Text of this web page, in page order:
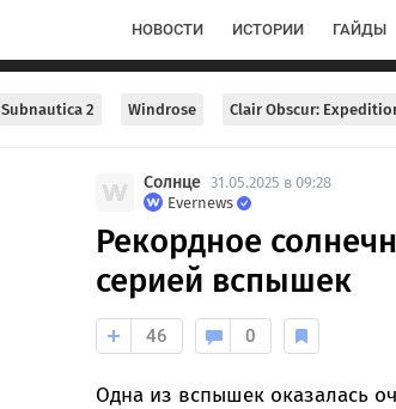
НОВОСТИ ИСТОРИИ ГАЙДЫ
Subnautica 2 Windrose Clair Obscur:
Солнце 31.05.2025 в 09:28
Evernews
Рекордное
серией вспышек
46 0
Одна из вспышек оказалась